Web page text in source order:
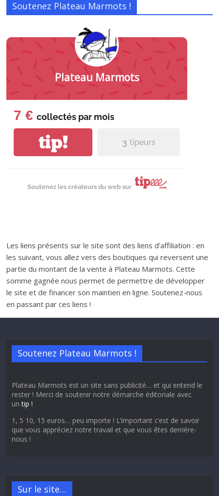
Soutenez Plateau Marmots !
Plateau Marmots
7 € collectés par mois
tip! 3 tipeurs
Soutenez les créateurs du web sur
Les liens présents sur le site sont des liens d'affiliation : en
les suivant, vous allez vers des boutiques qui reversent une
partie du montant de la vente à Plateau Marmots. Cette
somme gagnée nous permet de permettre de développer
le site et de financer son maintien en ligne. Soutenez-nous
en passant par ces liens !
Soutenez Plateau Marmots !
Plateau Marmots est un site sans publicité… et qui entend le
rester ! Merci de soutenir notre démarche éditoriale avec
untip !
1, 5 10, 15 euros… peu importe ! L’important c’est de savoir
que vous appréciez notre travail et que vous êtes derrière-
nous !
Sur le site…